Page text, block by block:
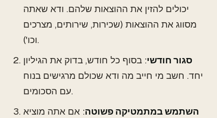
יכולים להזין את ההוצאות שלהם. ודא שאתה
מסווג את ההוצאות (שכירות, שירותים, מצרכים
וכו').
סגור חודשי: בסוף כל חודש, בדוק את הגיליון
יחד. חשב מי חייב מה ודא שכולם מרגישים בנוח
עם הסכומים.
השתמש במתמטיקה פשוטה: אם אתה מוציא